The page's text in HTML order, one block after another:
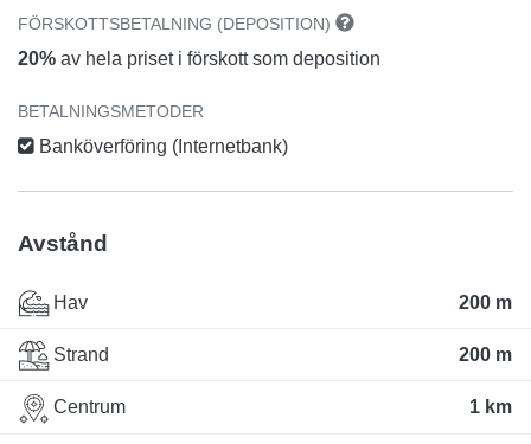
FÖRSKOTTSBETALNING (DEPOSITION)
20% av hela priset i förskott som deposition
BETALNINGSMETODER
Banköverföring (Internetbank)
Avstånd
Hav 200 m
Strand 200 m
Centrum 1 km